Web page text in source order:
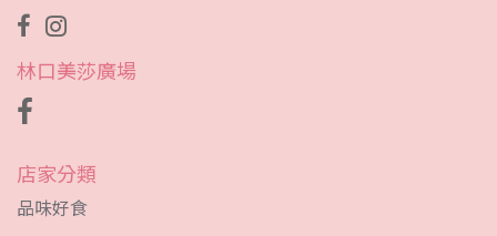
林口美莎廣場
店家分類
品味好食